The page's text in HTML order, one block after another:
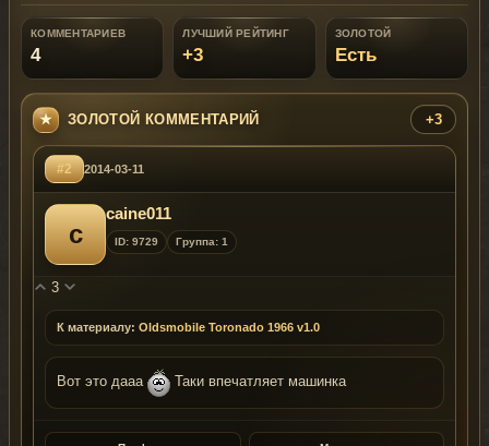
КОММЕНТАРИЕВ
4
ЛУЧШИЙ РЕЙТИНГ
+3
ЗОЛОТОЙ
Есть
ЗОЛОТОЙ КОММЕНТАРИЙ +3
#2 2014-03-11
c
caine011
ID: 9729 Группа: 1
3
К материалу: Oldsmobile Toronado 1966 v1.0
Вот это дааа Таки впечатляет машинка